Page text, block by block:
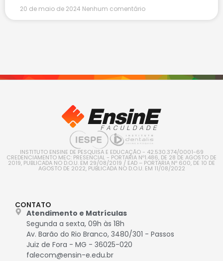
20 de maio de 2024 Nenhum comentário
INSTITUTO ENSINE DE PESQUISA E EDUCAÇÃO - 42.530.374/0001-69
CREDENCIAMENTO MEC: PRESENCIAL - PORTARIA Nº1.486, DE 28 DE AGOSTO DE
2019, PUBLICADA NO D.O.U. EM 29/08/2019 / EAD – PORTARIA Nº 600, DE 10 DE
AGOSTO DE 2022, PUBLICADA NO D.O.U. EM 11/08/2022
CONTATO
Atendimento e Matrículas
Segunda a sexta, 09h às 18h
Av. Barão do Rio Branco, 3480/301 - Passos
Juiz de Fora - MG - 36025-020
falecom@ensin-e.edu.br